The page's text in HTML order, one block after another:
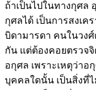
ถ้าเป็นไปในทางกุศล
กุศลได้ เป็นการสงเค
บิดามารดา คนในวง
กัน แต่ต้องคอยตรวจ
อกุศล เพราะเหตุว่าอ
บุคคลใดนั้น เป็นสิ่งที่